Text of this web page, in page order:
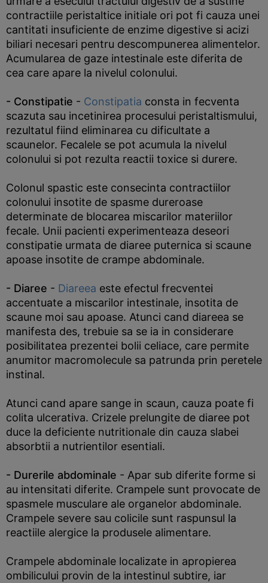
contractiile peristaltice initiale ori pot fi cauza unei
cantitati insuficiente de enzime digestive si acizi
biliari necesari pentru descompunerea alimentelor.
Acumularea de gaze intestinale este diferita de
cea care apare la nivelul colonului.
- Constipatie - Constipatia consta in fecventa
scazuta sau incetinirea procesului peristaltismului,
rezultatul fiind eliminarea cu dificultate a
scaunelor. Fecalele se pot acumula la nivelul
colonului si pot rezulta reactii toxice si durere.
Colonul spastic este consecinta contractiilor
colonului insotite de spasme dureroase
determinate de blocarea miscarilor materiilor
fecale. Unii pacienti experimenteaza deseori
constipatie urmata de diaree puternica si scaune
apoase insotite de crampe abdominale.
- Diaree - Diareea este efectul frecventei
accentuate a miscarilor intestinale, insotita de
scaune moi sau apoase. Atunci cand diareea se
manifesta des, trebuie sa se ia in considerare
posibilitatea prezentei bolii celiace, care permite
anumitor macromolecule sa patrunda prin peretele
instinal.
Atunci cand apare sange in scaun, cauza poate fi
colita ulcerativa. Crizele prelungite de diaree pot
duce la deficiente nutritionale din cauza slabei
absorbtii a nutrientilor esentiali.
- Durerile abdominale - Apar sub diferite forme si
au intensitati diferite. Crampele sunt provocate de
spasmele musculare ale organelor abdominale.
Crampele severe sau colicile sunt raspunsul la
reactiile alergice la produsele alimentare.
Crampele abdominale localizate in apropierea
ombilicului provin de la intestinul subtire, iar